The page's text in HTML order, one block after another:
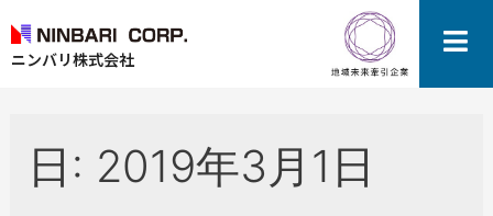
ニンバリ株式会社
日: 2019年3月1日